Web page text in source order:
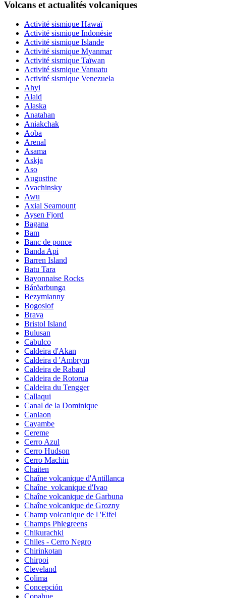
Volcans et actualités volcaniques
Activité sismique Hawaï
Activité sismique Indonésie
Activité sismique Islande
Activité sismique Myanmar
Activité sismique Taïwan
Activité sismique Vanuatu
Activité sismique Venezuela
Ahyi
Alaid
Alaska
Anatahan
Aniakchak
Aoba
Arenal
Asama
Askja
Aso
Augustine
Avachinsky
Awu
Axial Seamount
Aysen Fjord
Bagana
Bam
Banc de ponce
Banda Api
Barren Island
Batu Tara
Bayonnaise Rocks
Bárðarbunga
Bezymianny
Bogoslof
Brava
Bristol Island
Bulusan
Cabulco
Caldeira d'Akan
Caldeira d 'Ambrym
Caldeira de Rabaul
Caldeira de Rotorua
Caldeira du Tengger
Callaqui
Canal de la Dominique
Canlaon
Cayambe
Cereme
Cerro Azul
Cerro Hudson
Cerro Machin
Chaiten
Chaîne volcanique d'Antillanca
Chaîne_volcanique d'Ivao
Chaîne volcanique de Garbuna
Chaîne volcanique de Grozny
Champ volcanique de l 'Eifel
Champs Phlegreens
Chikurachki
Chiles - Cerro Negro
Chirinkotan
Chirpoi
Cleveland
Colima
Concepción